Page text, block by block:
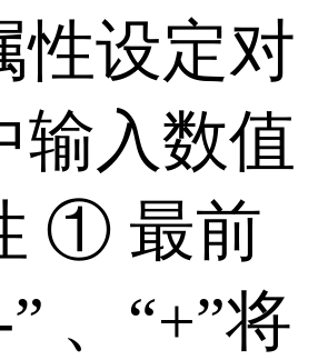
性设定对
输入数值
① 最前
、“+”将